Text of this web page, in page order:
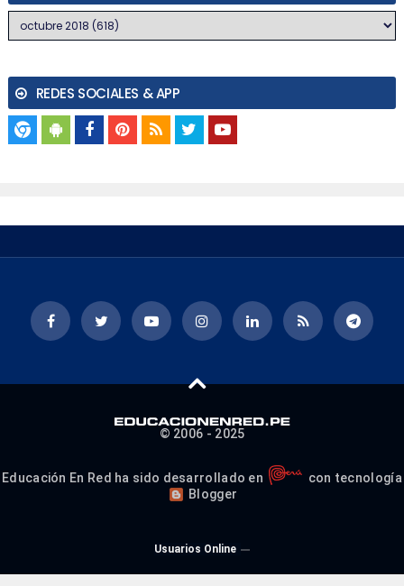
REDES SOCIALES & APP
© 2006 - 2025
Educación En Red ha sido desarrollado en
con tecnología
Blogger
Usuarios Online